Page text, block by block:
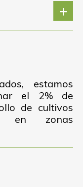
+
estamos
el 2% de
de cultivos
en zonas